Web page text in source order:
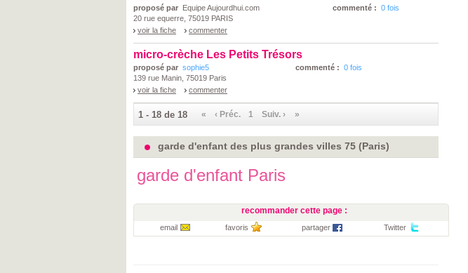
proposé par Equipe Aujourdhui.com commenté : 0 fois
20 rue equerre, 75019 PARIS
voir la fiche
commenter
micro-crèche Les Petits Trésors
proposé par sophie5 commenté : 0 fois
139 rue Manin, 75019 Paris
voir la fiche
commenter
1 - 18 de 18 « ‹ Préc. 1 Suiv. › »
garde d'enfant des plus grandes villes 75 (Paris)
garde d'enfant Paris
recommander cette page :
email favoris partager Twitter